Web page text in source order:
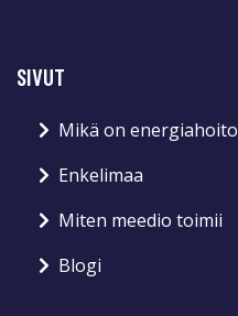
SIVUT
Mikä on energiahoito
Enkelimaa
Miten meedio toimii
Blogi